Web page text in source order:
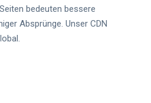
bedeuten bessere
Absprünge. Unser CDN